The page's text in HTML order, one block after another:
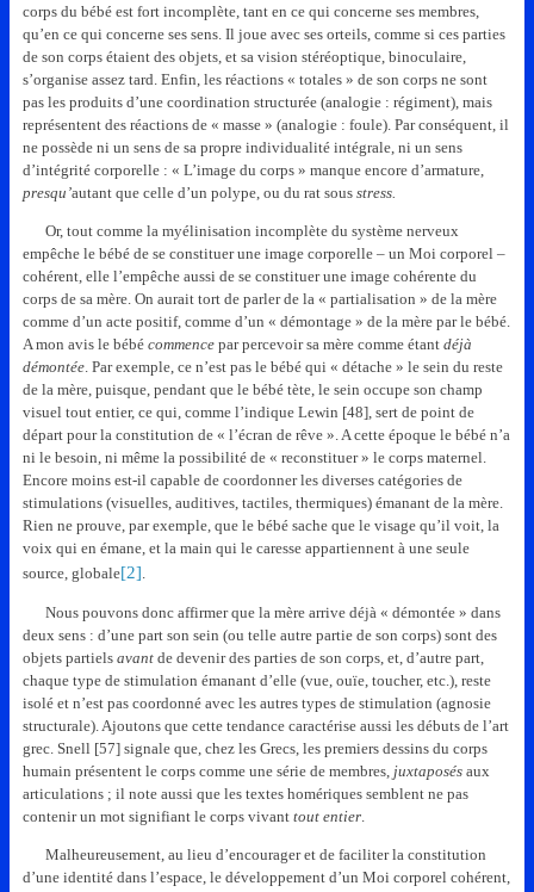
corps du bébé est fort incomplète, tant en ce qui concerne ses membres,
qu’en ce qui concerne ses sens. Il joue avec ses orteils, comme si ces parties
de son corps étaient des objets, et sa vision stéréoptique, binoculaire,
s’organise assez tard. Enfin, les réactions « totales » de son corps ne sont
pas les produits d’une coordination structurée (analogie : régiment), mais
représentent des réactions de « masse » (analogie : foule). Par conséquent, il
ne possède ni un sens de sa propre individualité intégrale, ni un sens
d’intégrité corporelle : « L’image du corps » manque encore d’armature,
presqu’autant que celle d’un polype, ou du rat sous stress.
Or, tout comme la myélinisation incomplète du système nerveux
empêche le bébé de se constituer une image corporelle – un Moi corporel –
cohérent, elle l’empêche aussi de se constituer une image cohérente du
corps de sa mère. On aurait tort de parler de la « partialisation » de la mère
comme d’un acte positif, comme d’un « démontage » de la mère par le bébé.
A mon avis le bébé commencepar percevoir sa mère comme étant déjà
démontée. Par exemple, ce n’est pas le bébé qui « détache » le sein du reste
de la mère, puisque, pendant que le bébé tète, le sein occupe son champ
visuel tout entier, ce qui, comme l’indique Lewin [48], sert de point de
départ pour la constitution de « l’écran de rêve ».A cette époque le bébé n’a
ni le besoin, ni même la possibilité de « reconstituer » le corps maternel.
Encore moins est-il capable de coordonner les diverses catégories de
stimulations (visuelles, auditives, tactiles, thermiques) émanant de la mère.
Rien ne prouve, par exemple, que le bébé sache que le visage qu’il voit, la
voix qui en émane, et la main qui le caresse appartiennent à une seule
source, globale[2].
Nous pouvons donc affirmer que la mère arrive déjà « démontée » dans
deux sens : d’une part son sein (ou telle autre partie de son corps) sont des
objets partiels avantde devenir des parties de son corps, et, d’autre part,
chaque type de stimulation émanant d’elle (vue, ouïe, toucher, etc.), reste
isolé et n’est pas coordonné avec les autres types de stimulation (agnosie
structurale). Ajoutons que cette tendance caractérise aussi les débuts de l’art
grec. Snell [57] signale que, chez les Grecs, les premiers dessins du corps
humain présentent le corps comme une série de membres, juxtaposésaux
articulations ; il note aussi que les textes homériques semblent ne pas
contenir un mot signifiant le corps vivant tout entier.
Malheureusement, au lieu d’encourager et de faciliter la constitution
d’une identité dans l’espace, le développement d’un Moi corporel cohérent,